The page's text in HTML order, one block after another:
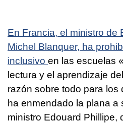
En Francia, el ministro de
Michel Blanquer, ha
inclusivo en las escuelas
lectura y el aprendizaje
razón sobre todo para los
ha enmendado la plana a
ministro Edouard Phillipe,